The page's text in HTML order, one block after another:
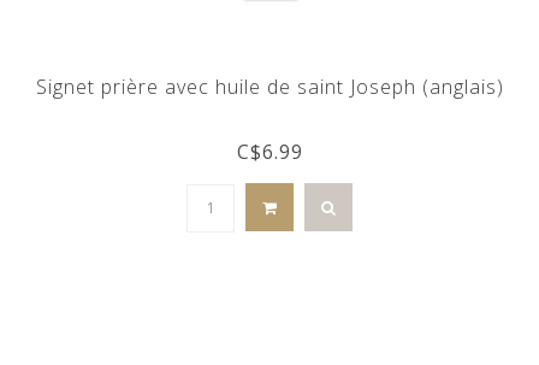
Signet prière avec huile de saint Joseph (anglais)
C$6.99